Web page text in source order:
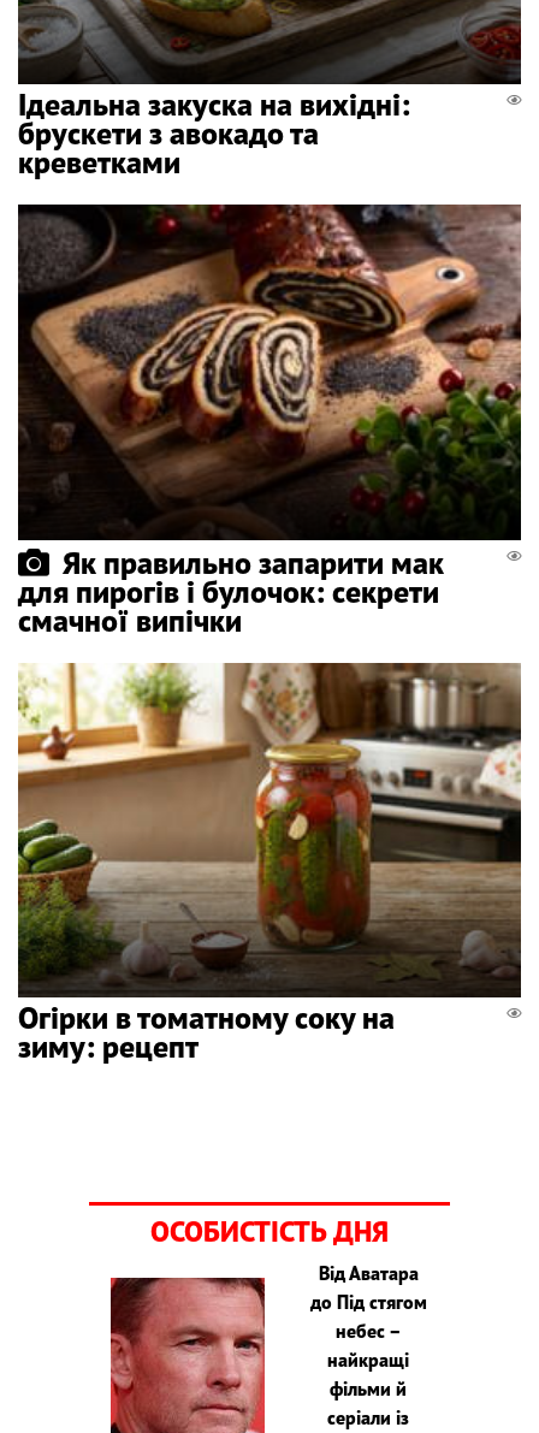
Ідеальна закуска на вихідні:
брускети з авокадо та
креветками
Як правильно запарити мак
для пирогів і булочок: секрети
смачної випічки
Огірки в томатному соку на
зиму: рецепт
ОСОБИСТІСТЬ ДНЯ
Від Аватара
до Під стягом
небес –
найкращі
фільми й
серіали із